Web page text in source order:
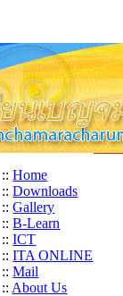
:: Home
:: Downloads
:: Gallery
:: B-Learn
:: ICT
:: ITA ONLINE
:: Mail
:: About Us